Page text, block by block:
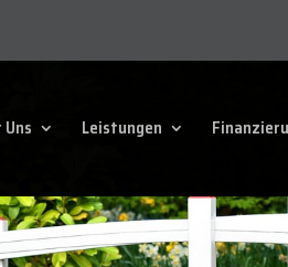
Uns Leistungen